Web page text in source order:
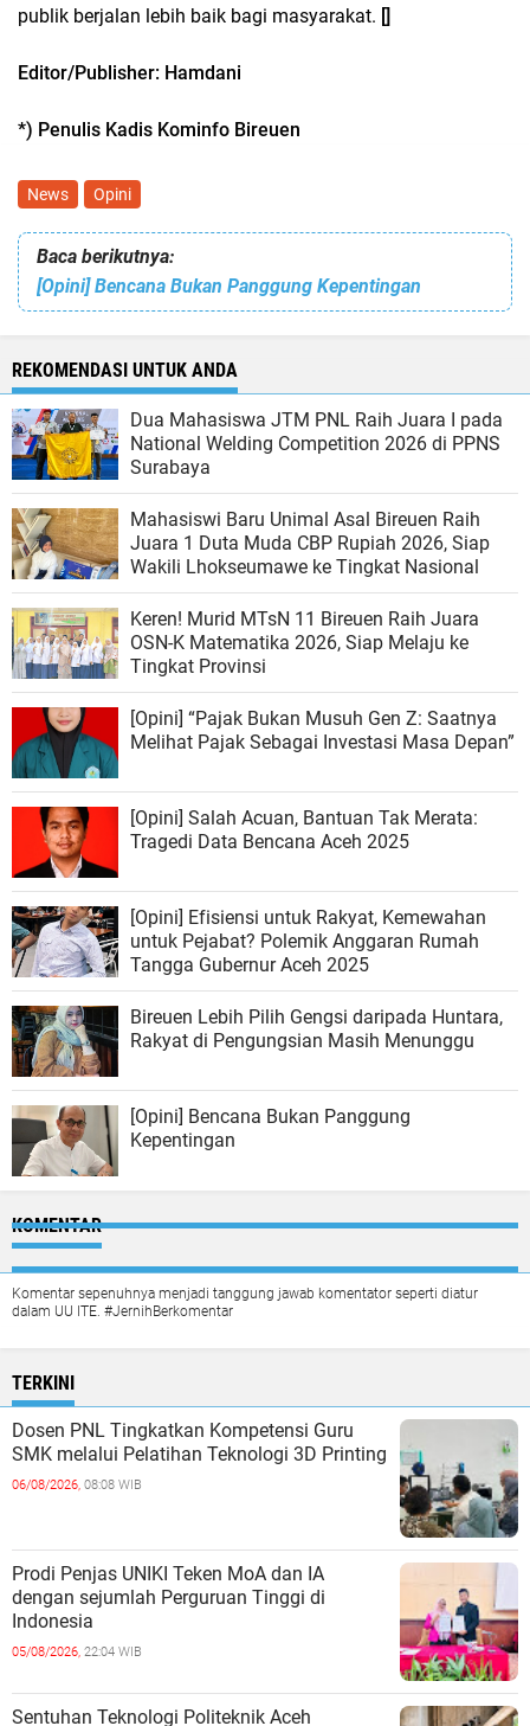
publik berjalan lebih baik bagi masyarakat. []
Editor/Publisher: Hamdani
*) Penulis Kadis Kominfo Bireuen
News Opini
Baca berikutnya:
[Opini] Bencana Bukan Panggung Kepentingan
REKOMENDASI UNTUK ANDA
Dua Mahasiswa JTM PNL Raih Juara I pada
National Welding Competition 2026 di PPNS
Surabaya
Mahasiswi Baru Unimal Asal Bireuen Raih
Juara 1 Duta Muda CBP Rupiah 2026, Siap
Wakili Lhokseumawe ke Tingkat Nasional
Keren! Murid MTsN 11 Bireuen Raih Juara
OSN-K Matematika 2026, Siap Melaju ke
Tingkat Provinsi
[Opini] “Pajak Bukan Musuh Gen Z: Saatnya
Melihat Pajak Sebagai Investasi Masa Depan”
[Opini] Salah Acuan, Bantuan Tak Merata:
Tragedi Data Bencana Aceh 2025
[Opini] Efisiensi untuk Rakyat, Kemewahan
untuk Pejabat? Polemik Anggaran Rumah
Tangga Gubernur Aceh 2025
Bireuen Lebih Pilih Gengsi daripada Huntara,
Rakyat di Pengungsian Masih Menunggu
[Opini] Bencana Bukan Panggung
Kepentingan
KOMENTAR
Komentar sepenuhnya menjadi tanggung jawab komentator seperti diatur
dalam UU ITE. #JernihBerkomentar
TERKINI
Dosen PNL Tingkatkan Kompetensi Guru
SMK melalui Pelatihan Teknologi 3D Printing
06/08/2026, 08:08 WIB
Prodi Penjas UNIKI Teken MoA dan IA
dengan sejumlah Perguruan Tinggi di
Indonesia
05/08/2026, 22:04 WIB
Sentuhan Teknologi Politeknik Aceh